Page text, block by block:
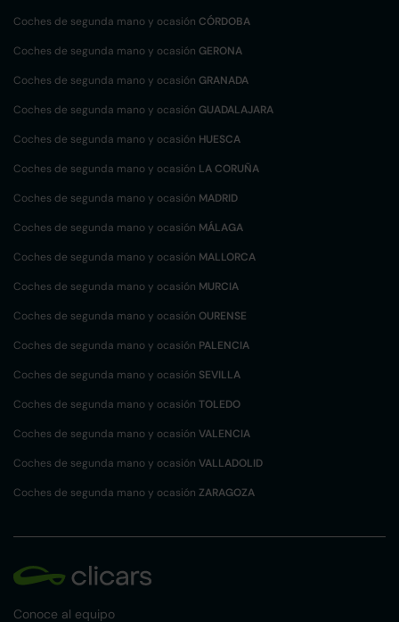
Coches de segunda mano y ocasión CÓRDOBA
Coches de segunda mano y ocasión GERONA
Coches de segunda mano y ocasión GRANADA
Coches de segunda mano y ocasión GUADALAJARA
Coches de segunda mano y ocasión HUESCA
Coches de segunda mano y ocasión LA CORUÑA
Coches de segunda mano y ocasión MADRID
Coches de segunda mano y ocasión MÁLAGA
Coches de segunda mano y ocasión MALLORCA
Coches de segunda mano y ocasión MURCIA
Coches de segunda mano y ocasión OURENSE
Coches de segunda mano y ocasión PALENCIA
Coches de segunda mano y ocasión SEVILLA
Coches de segunda mano y ocasión TOLEDO
Coches de segunda mano y ocasión VALENCIA
Coches de segunda mano y ocasión VALLADOLID
Coches de segunda mano y ocasión ZARAGOZA
Conoce al equipo